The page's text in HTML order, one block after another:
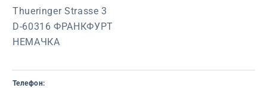
Thueringer Strasse 3
D-60316 ФРАНКФУРТ
НЕМАЧКА
Телефон: